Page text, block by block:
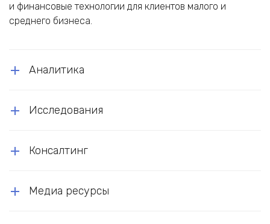
и финансовые технологии для клиентов малого и
среднего бизнеса.
Аналитика
Исследования
Консалтинг
Медиа ресурсы